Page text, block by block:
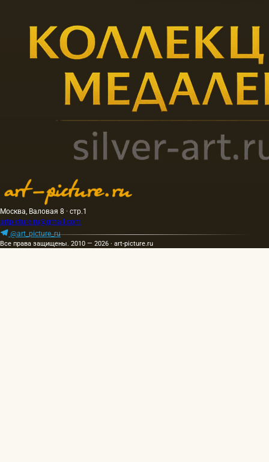
Москва, Валовая 8 · стр.1
artpicture.ru@gmail.com
@art_picture_ru
Все права защищены. 2010 — 2026 · art-picture.ru